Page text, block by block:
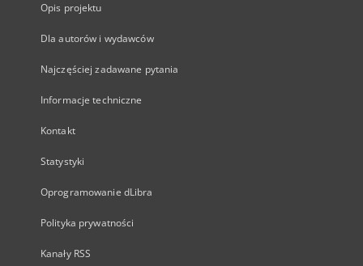
Opis projektu
Dla autorów i wydawców
Najczęściej zadawane pytania
Informacje techniczne
Kontakt
Statystyki
Oprogramowanie dLibra
Polityka prywatności
Kanały RSS